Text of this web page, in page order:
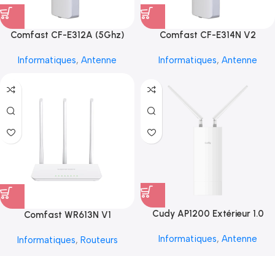
Comfast CF-E312A (5Ghz)
Informatiques, Antenne
Comfast CF-E314N V2
Informatiques, Antenne
Comfast WR613N V1
Informatiques, Routeurs
Cudy AP1200 Extérieur 1.0
Informatiques, Antenne